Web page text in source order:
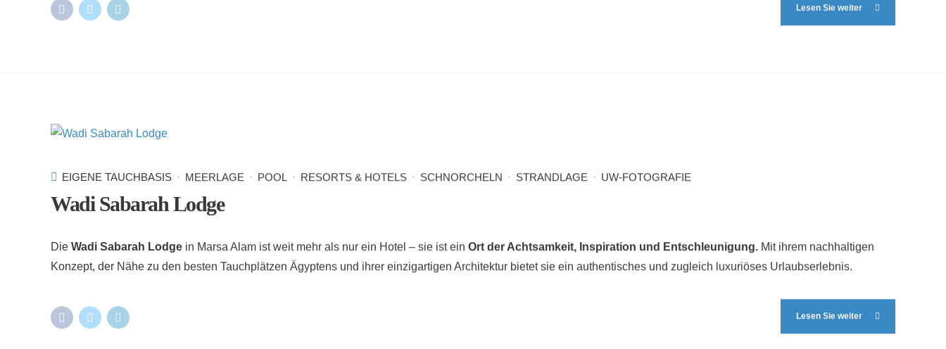
Lesen Sie weiter
EIGENE TAUCHBASIS MEERLAGE POOL RESORTS & HOTELS SCHNORCHELN STRANDLAGE UW-FOTOGRAFIE
Wadi Sabarah Lodge
Die Wadi Sabarah Lodge in Marsa Alam ist weit mehr als nur ein Hotel – sie ist ein Ort der Achtsamkeit, Inspiration und Entschleunigung. Mit ihrem nachhaltigen
Konzept, der Nähe zu den besten Tauchplätzen Ägyptens und ihrer einzigartigen Architektur bietet sie ein authentisches und zugleich luxuriöses Urlaubserlebnis.
Lesen Sie weiter